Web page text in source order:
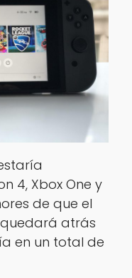
4, Xbox One y
de que el
quedará atrás
en un total de